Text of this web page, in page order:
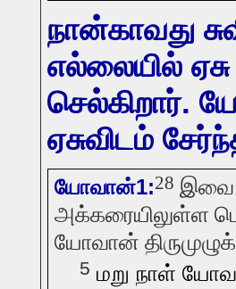
நான்காவது
எல்லையில்
செல்கிறார்.
ஏசுவிடம்
யோவான்1:28 இவை
அக்கரையிலுள்ள
யோவான்
5 மறு நாள்